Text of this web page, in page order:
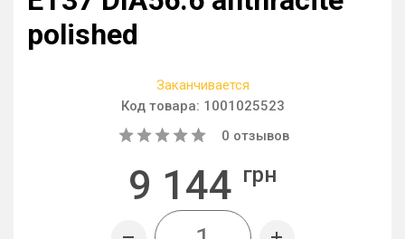
polished
Заканчивается
Код товара: 1001025523
0 отзывов
9 144 грн